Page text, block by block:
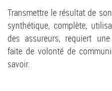
Transmettre le résultat de
synthétique, complète,
des assureurs, requiert
faite de volonté de
savoir.